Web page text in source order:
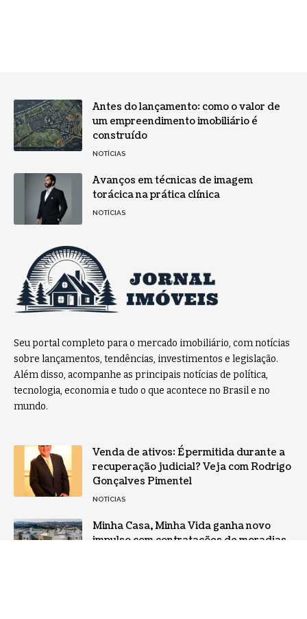
Antes do lançamento: como o valor de
um empreendimento imobiliário é
construído
NOTÍCIAS
Avanços em técnicas de imagem
torácica na prática clínica
NOTÍCIAS
Seu portal completo para o mercado imobiliário, com notícias
sobre lançamentos, tendências, investimentos e legislação.
Além disso, acompanhe as principais notícias de política,
tecnologia, economia e tudo o que acontece no Brasil e no
mundo.
Venda de ativos: É permitida durante a
recuperação judicial? Veja com Rodrigo
Gonçalves Pimentel
NOTÍCIAS
Minha Casa, Minha Vida ganha novo
impulso com contratações de moradias